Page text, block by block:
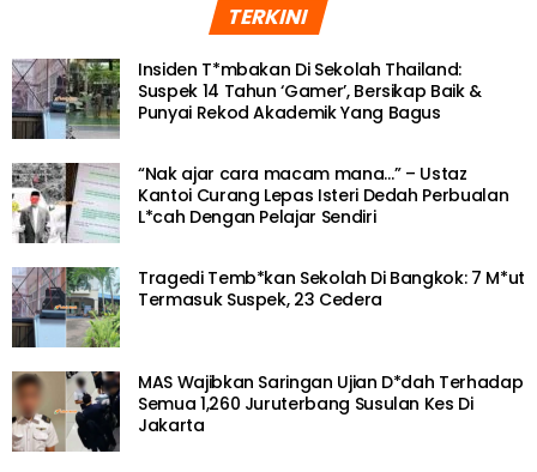
TERKINI
Insiden T*mbakan Di Sekolah Thailand:
Suspek 14 Tahun ‘Gamer’, Bersikap Baik &
Punyai Rekod Akademik Yang Bagus
“Nak ajar cara macam mana…” – Ustaz
Kantoi Curang Lepas Isteri Dedah Perbualan
L*cah Dengan Pelajar Sendiri
Tragedi Temb*kan Sekolah Di Bangkok: 7 M*ut
Termasuk Suspek, 23 Cedera
MAS Wajibkan Saringan Ujian D*dah Terhadap
Semua 1,260 Juruterbang Susulan Kes Di
Jakarta